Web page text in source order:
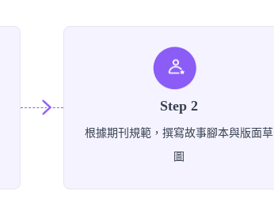
Step 2
根據期刊規範，撰寫故事腳本與版面草
圖